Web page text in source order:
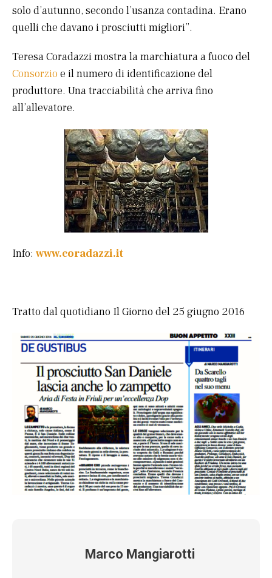
solo d’autunno, secondo l’usanza contadina. Erano
quelli che davano i prosciutti migliori”.
Teresa Coradazzi mostra la marchiatura a fuoco del
Consorzio e il numero di identificazione del
produttore. Una tracciabilità che arriva fino
all’allevatore.
Info: www.coradazzi.it
Tratto dal quotidiano Il Giorno del 25 giugno 2016
Marco Mangiarotti